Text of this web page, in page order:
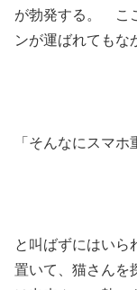
が勃発する。 こ
ンが運ばれても
「そんなにスマ
と叫ばずにはい
置いて、猫さんを